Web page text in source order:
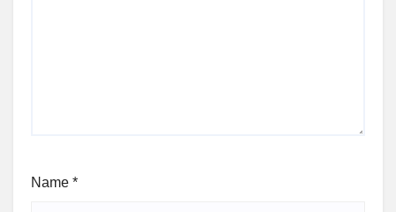
Name *